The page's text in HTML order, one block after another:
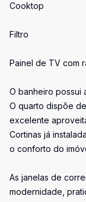
Cooktop
Filtro
Painel de TV com
O banheiro possui
O quarto dispõe
excelente
Cortinas já
o conforto do
As janelas de
modernidade,